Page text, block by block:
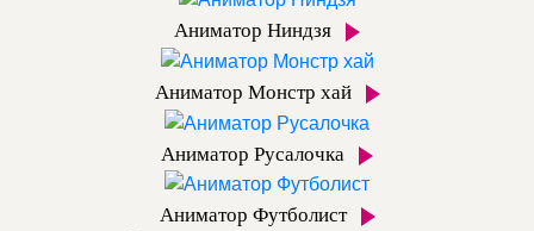
Аниматор Ниндзя
Аниматор Монстр хай
Аниматор Русалочка
Аниматор Футболист